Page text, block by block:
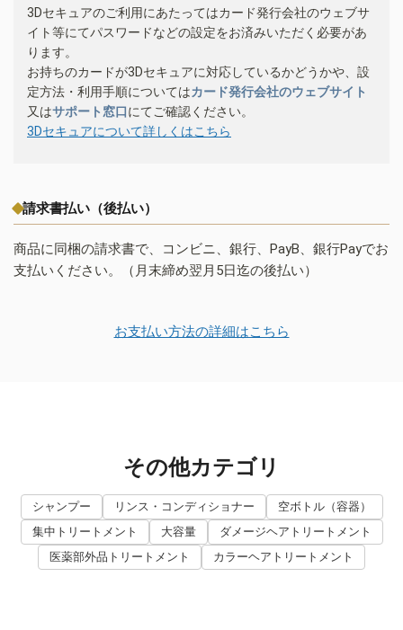
3Dセキュアのご利用にあたってはカード発行会社のウェブサ
イト等にてパスワードなどの設定をお済みいただく必要があ
ります。
お持ちのカードが3Dセキュアに対応しているかどうかや、設
定方法・利用手順についてはカード発行会社のウェブサイト
又はサポート窓口にてご確認ください。
3Dセキュアについて詳しくはこちら
請求書払い（後払い）
商品に同梱の請求書で、コンビニ、銀行、PayB、銀行Payでお
支払いください。（月末締め翌月5日迄の後払い）
お支払い方法の詳細はこちら
その他カテゴリ
シャンプー リンス・コンディショナー
空ボトル（容器）
集中トリートメント
大容量
ダメージヘアトリートメント
医薬部外品トリートメント
カラーヘアトリートメント